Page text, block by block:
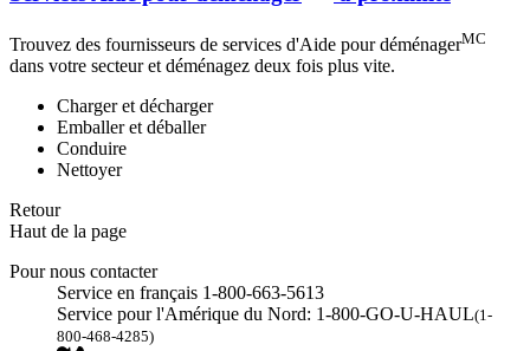
Trouvez des fournisseurs de services d'Aide pour déménagerMC
dans votre secteur et déménagez deux fois plus vite.
Charger et décharger
Emballer et déballer
Conduire
Nettoyer
Retour
Haut de la page
Pour nous contacter
Service en français 1-800-663-5613
Service pour l'Amérique du Nord: 1-800-GO-U-HAUL(1-
800-468-4285)